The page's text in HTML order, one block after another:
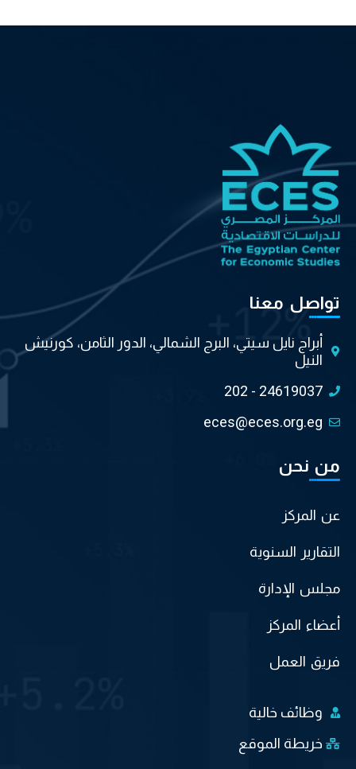
تواصل معنا
أبراج نايل سيتي، البرج الشمالي، الدور الثامن، كورنيش
النيل
202 - 24619037
eces@eces.org.eg
من نحن
عن المركز
التقارير السنوية
مجلس الإدارة
أعضاء المركز
فريق العمل
وظائف خالية
خريطة الموقع